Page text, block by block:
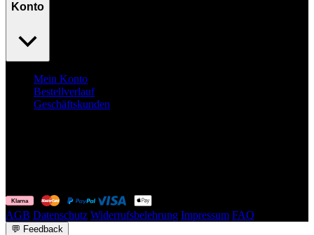
Konto
Mein Konto
Bestellverlauf
Geschäftskunden
AGB Datenschutz Widerrufsbelehrung Impressum FAQ
💬 Feedback